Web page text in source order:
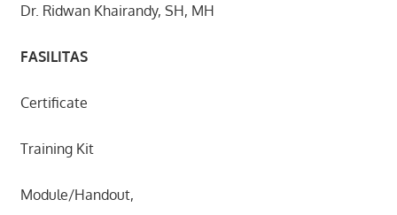
Dr. Ridwan Khairandy, SH, MH
FASILITAS
Certificate
Training Kit
Module/Handout,